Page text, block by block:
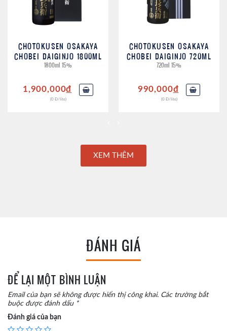
CHOTOKUSEN OSAKAYA
CHOBEI DAIGINJO 1800ML
1800ml 15%
1,900,000đ
(0 Đ/lite)
CHOTOKUSEN OSAKAYA
CHOBEI DAIGINJO 720ML
720ml 15%
990,000đ
(0 Đ/lite)
XEM THÊM
ĐÁNH GIÁ
ĐỂ LẠI MỘT BÌNH LUẬN
Email của bạn sẽ không được hiển thị công khai. Các trường bắt
buộc được đánh dấu *
Đánh giá của bạn